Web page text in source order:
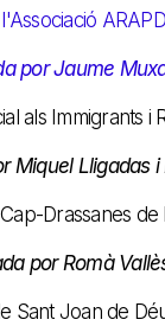
por Jaume
als Immigrants i
Miquel Lligadas i
Drassanes de
por Romà
Sant Joan de